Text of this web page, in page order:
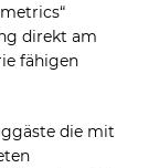
direkt am
fähigen
die mit